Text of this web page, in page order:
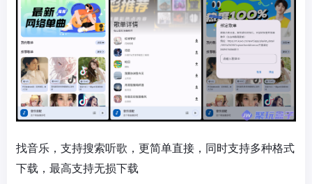
找音乐，支持搜索听歌，更简单直接，同时支持多种格式
下载，最高支持无损下载